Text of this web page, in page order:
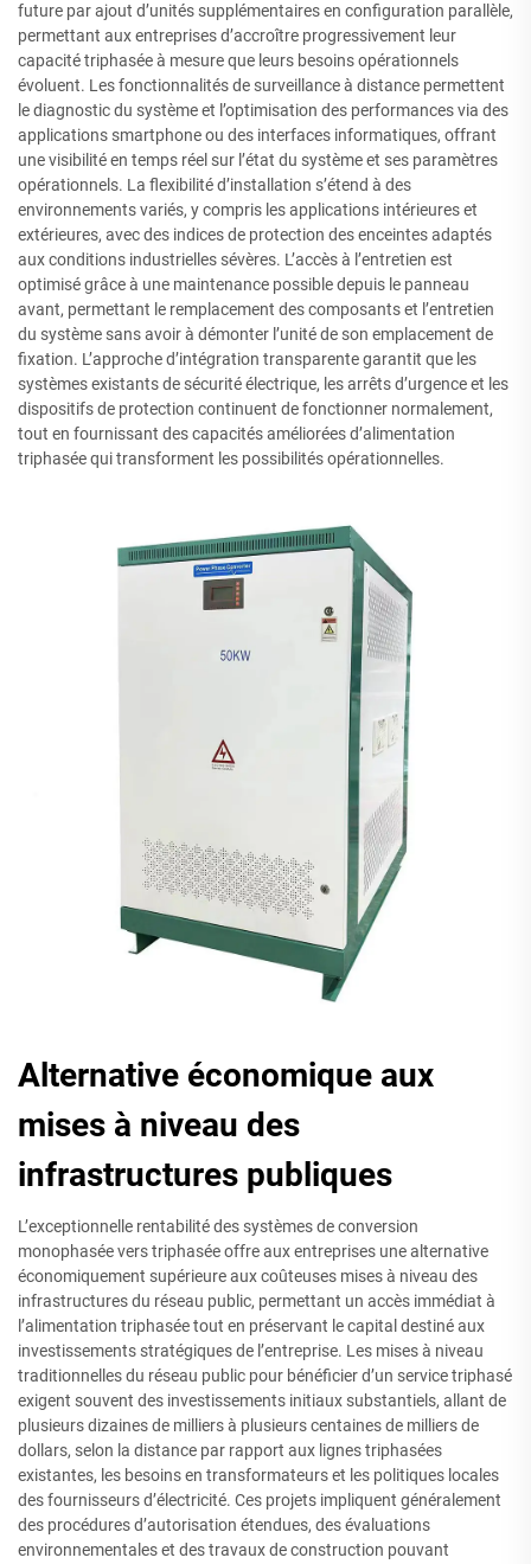
future par ajout d’unités supplémentaires en configuration parallèle,
permettant aux entreprises d’accroître progressivement leur
capacité triphasée à mesure que leurs besoins opérationnels
évoluent. Les fonctionnalités de surveillance à distance permettent
le diagnostic du système et l’optimisation des performances via des
applications smartphone ou des interfaces informatiques, offrant
une visibilité en temps réel sur l’état du système et ses paramètres
opérationnels. La flexibilité d’installation s’étend à des
environnements variés, y compris les applications intérieures et
extérieures, avec des indices de protection des enceintes adaptés
aux conditions industrielles sévères. L’accès à l’entretien est
optimisé grâce à une maintenance possible depuis le panneau
avant, permettant le remplacement des composants et l’entretien
du système sans avoir à démonter l’unité de son emplacement de
fixation. L’approche d’intégration transparente garantit que les
systèmes existants de sécurité électrique, les arrêts d’urgence et les
dispositifs de protection continuent de fonctionner normalement,
tout en fournissant des capacités améliorées d’alimentation
triphasée qui transforment les possibilités opérationnelles.
Alternative économique aux
mises à niveau des
infrastructures publiques
L’exceptionnelle rentabilité des systèmes de conversion
monophasée vers triphasée offre aux entreprises une alternative
économiquement supérieure aux coûteuses mises à niveau des
infrastructures du réseau public, permettant un accès immédiat à
l’alimentation triphasée tout en préservant le capital destiné aux
investissements stratégiques de l’entreprise. Les mises à niveau
traditionnelles du réseau public pour bénéficier d’un service triphasé
exigent souvent des investissements initiaux substantiels, allant de
plusieurs dizaines de milliers à plusieurs centaines de milliers de
dollars, selon la distance par rapport aux lignes triphasées
existantes, les besoins en transformateurs et les politiques locales
des fournisseurs d’électricité. Ces projets impliquent généralement
des procédures d’autorisation étendues, des évaluations
environnementales et des travaux de construction pouvant